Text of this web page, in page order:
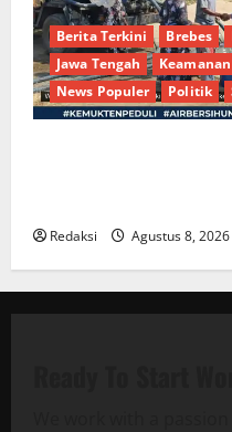
Berita Terkini Brebes
Jawa Tengah
Keamanan
News Populer
Politik
Redaksi Agustus 8, 2026